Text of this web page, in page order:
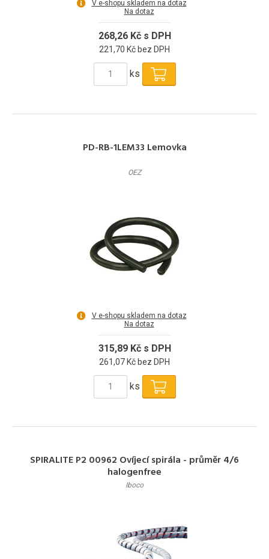
V e-shopu skladem na dotaz
Na dotaz
268,26 Kč s DPH
221,70 Kč bez DPH
ks
PD-RB-1LEM33 Lemovka
OEZ
V e-shopu skladem na dotaz
Na dotaz
315,89 Kč s DPH
261,07 Kč bez DPH
ks
SPIRALITE P2 00962 Ovíjecí spirála - průměr 4/6
halogenfree
Iboco